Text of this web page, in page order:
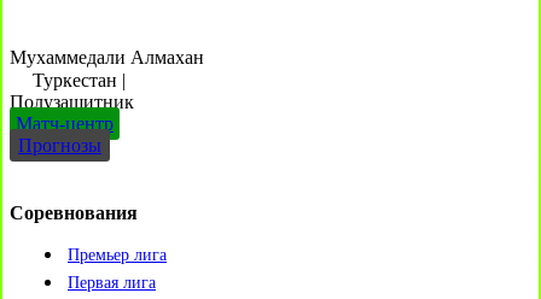
Мухаммедали Алмахан
Туркестан |
Полузащитник
Матч-центр
Прогнозы
Соревнования
Премьер лига
Первая лига